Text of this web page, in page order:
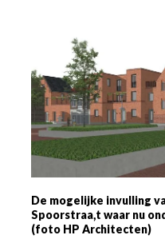
De mogelijke invulling
Spoorstraa,t waar nu
(foto HP Architecten)